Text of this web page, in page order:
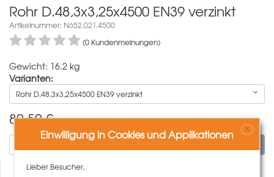
Rohr D.48,3x3,25x4500 EN39 verzinkt
Artikelnummer: N652.021.4500
(0 Kundenmeinungen)
Gewicht: 16.2 kg
Varianten:
Rohr D.48,3x3,25x4500 EN39 verzinkt
80,50€
In den Warenkorb
Einwilligung in Cookies und Applikationen X
Lieber Besucher,